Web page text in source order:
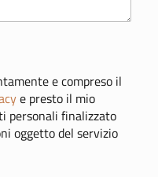
e compreso il
e presto il mio
personali finalizzato
oggetto del servizio